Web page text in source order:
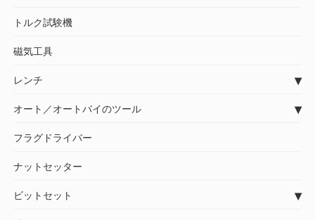
トルク試験機
磁気工具
レンチ
オート／オートバイのツール
フラグドライバー
ナットセッター
ビットセット